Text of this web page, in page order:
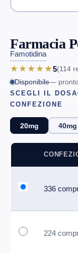
Farmacia
Famotidina
★★★★★5(114
Disponibile—
SCEGLI IL
CONFEZIONE
20mg 40mg
336
224